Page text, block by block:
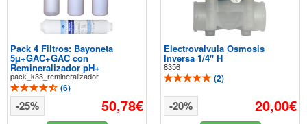
Pack 4 Filtros: Bayoneta
5µ+GAC+GAC con
Remineralizador pH+
pack_k33_remineralizador
(6)
50,78€
-25%
Electrovalvula Osmosis
Inversa 1/4" H
8356
(2)
20,00€
-20%